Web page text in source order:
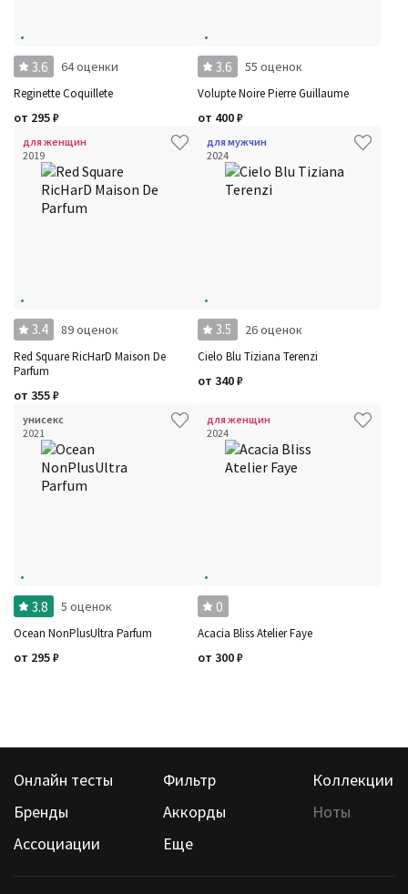
3.6 64 оценки
Reginette Coquillete
от 295₽
3.6 55 оценок
Volupte Noire Pierre Guillaume
от 400₽
для женщин
2019
3.4 89 оценок
Red Square RicHarD Maison De
Parfum
от 355₽
для мужчин
2024
3.5 26 оценок
Cielo Blu Tiziana Terenzi
от 340₽
унисекс
2021
3.8 5 оценок
Ocean NonPlusUltra Parfum
от 295₽
для женщин
2024
0
Acacia Bliss Atelier Faye
от 300₽
Онлайн тесты Фильтр
Коллекции
Бренды
Аккорды
Ноты
Ассоциации
Еще